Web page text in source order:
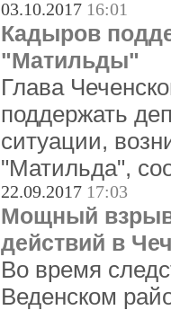
03.10.2017 16:01
Кадыров
"Матильды"
Глава
поддержать
ситуации,
"Матильда",
22.09.2017 17:03
Мощный взрыв
действий в
Во время
Веденском